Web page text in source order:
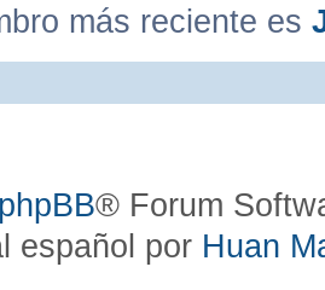
más reciente es
phpBB® Forum
español por Huan